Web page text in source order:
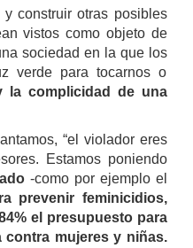
construir otras posibles
vistos como objeto de
sociedad en la que los
verde para tocarnos o
complicidad de una
“el violador eres
Estamos poniendo
o-como por ejemplo el
prevenir feminicidios,
el presupuesto para
contra mujeres y niñas.